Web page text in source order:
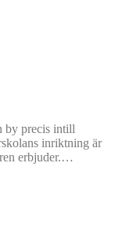
by precis intill
inriktning är
erbjuder.…